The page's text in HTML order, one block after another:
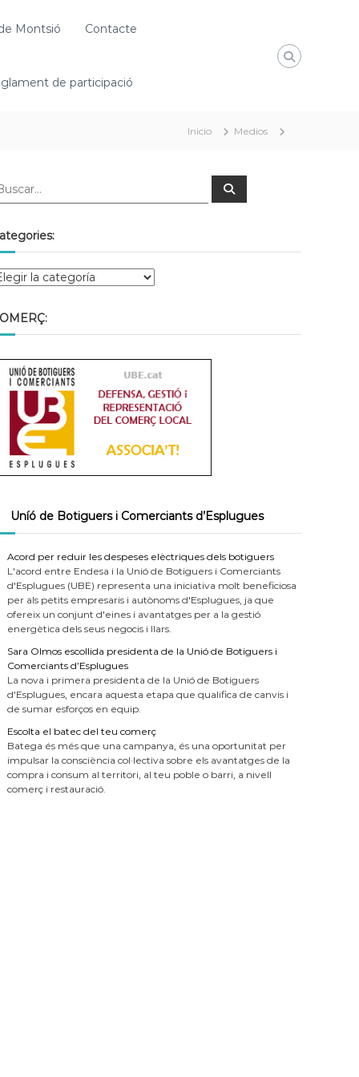
Montsió Contacte
de participació
Inicio Medios
Uníó de Botiguers i Comerciants d’Esplugues
Acord per reduir les despeses elèctriques dels botiguers
L'acord entre Endesa i la Unió de Botiguers i Comerciants
d'Esplugues (UBE) representa una iniciativa molt beneficiosa
per als petits empresaris i autònoms d'Esplugues, ja que
ofereix un conjunt d'eines i avantatges per a la gestió
energètica dels seus negocis i llars.
Sara Olmos escollida presidenta de la Unió de Botiguers i
Comerciants d’Esplugues
La nova i primera presidenta de la Unió de Botiguers
d'Esplugues, encara aquesta etapa que qualifica de canvis i
de sumar esforços en equip.
Escolta el batec del teu comerç
Batega és més que una campanya, és una oportunitat per
impulsar la consciència col·lectiva sobre els avantatges de la
compra i consum al territori, al teu poble o barri, a nivell
comerç i restauració.